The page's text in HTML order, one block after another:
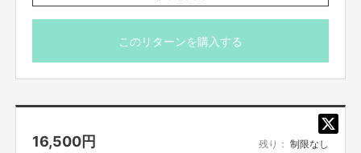
岩手の県民性を一言で言えば「謙虚な力持ち」です。
それゆえに、実力主義の格好良さもある反面「P R下手」とも言われます。
しかし、そこが岩手県の最大の魅力なのかもしれません。
す。
感謝のお手紙をお送りします。
原料米：岩手県産ぎんおとめ100%
アルコール分：15度
このリターンを購入する
16,500円 残り： 制限なし